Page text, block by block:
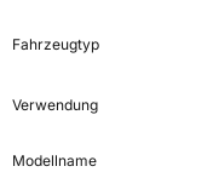
Fahrzeugtyp
Verwendung
Modellname